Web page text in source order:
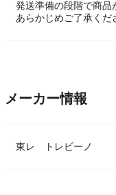
在庫数は日々変動して
発送準備の段階で商品